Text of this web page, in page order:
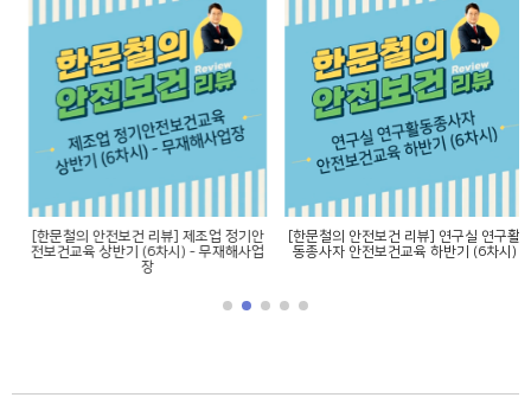
[한문철의 안전보건 리뷰] 제조업 정기안
전보건교육 상반기 (6차시) - 무재해사업
장
[한문철의 안전보건 리뷰] 연구실 연구활
동종사자 안전보건교육 하반기 (6차시)